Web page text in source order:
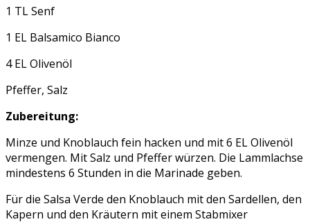
1 TL Senf
1 EL Balsamico Bianco
4 EL Olivenöl
Pfeffer, Salz
Zubereitung:
Minze und Knoblauch fein hacken und mit 6 EL Olivenöl
vermengen. Mit Salz und Pfeffer würzen. Die Lammlachse
mindestens 6 Stunden in die Marinade geben.
Für die Salsa Verde den Knoblauch mit den Sardellen, den
Kapern und den Kräutern mit einem Stabmixer